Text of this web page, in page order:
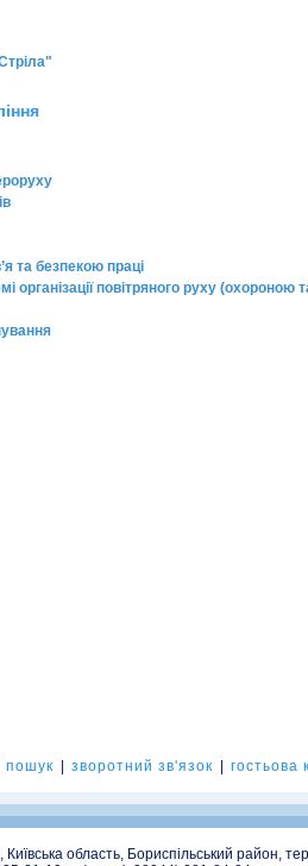
та безпекою праці
організації повітряного руху (охороною
пошук зворотний зв'язок гостьова
Київська область, Бориспільський район,